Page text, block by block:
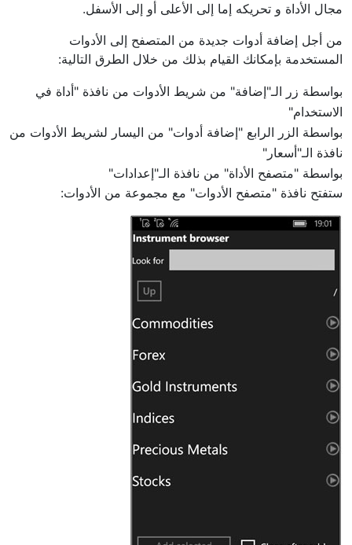
مجال الأداة و تحريكه إما إلى الأعلى أو إلى الأسفل.
من أجل إضافة أدوات جديدة من المتصفح إلى الأدوات
المستخدمة بإمكانك القيام بذلك من خلال الطرق التالية:
بواسطة زر الـ"إضافة" من شريط الأدوات من نافذة "أداة في
الاستخدام"
بواسطة الزر الرابع "إضافة أدوات" من اليسار لشريط الأدوات من
نافذة الـ"أسعار"
بواسطة "متصفح الأداة" من نافذة الـ"إعدادات"
ستفتح نافذة "متصفح الأدوات" مع مجموعة من الأدوات: